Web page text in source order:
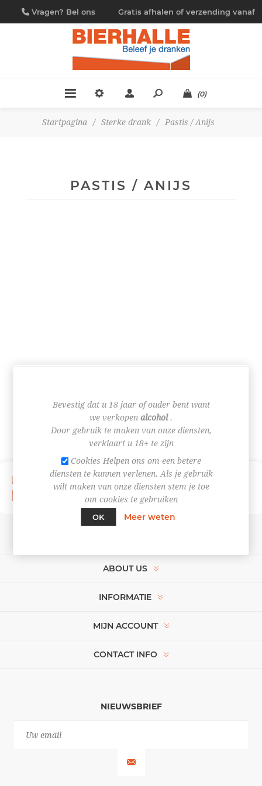
Vragen? Bel ons
09/230.88.44
Gratis afhalen of verzending vanaf
€ 4,95
(0)
Startpagina / Sterke drank / Pastis / Anijs
PASTIS / ANIJS
Verzending vanaf € 4,95
Afhaal in de winkel
U ontvangt het afhaal- of leveringsmoment via mail
ABOUT US
INFORMATIE
MIJN ACCOUNT
CONTACT INFO
NIEUWSBRIEF
Bevestig dat u 18 jaar of ouder bent want
we verkopen alcohol.
Door gebruik te maken van onze diensten,
verklaart u 18+ te zijn
Cookies Helpen ons om een betere
diensten te kunnen verlenen. Als je gebruik
wilt maken van onze diensten stem je toe
om cookies te gebruiken
OK
Meer weten